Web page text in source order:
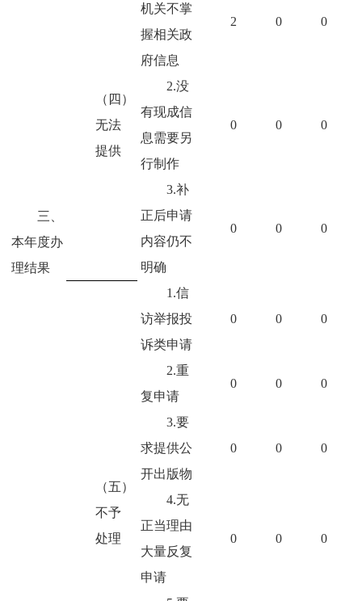
三、
本年度办
理结果
（四）
无法
提供
机关不掌
握相关政
府信息
2 0 0
2.没
有现成信
息需要另
行制作
0 0 0
3.补
正后申请
内容仍不
明确
0 0 0
（五）
不予
处理
1.信
访举报投
诉类申请
0 0 0
2.重
复申请
0 0 0
3.要
求提供公
开出版物
0 0 0
4.无
正当理由
大量反复
申请
0 0 0